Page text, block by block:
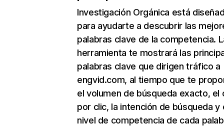
Investigación Orgánica está
para ayudarte a descubrir las
palabras clave de la competencia.
herramienta te mostrará las
palabras clave que dirigen tráfico a
engvid.com, al tiempo que te
el volumen de búsqueda exacto, el
por clic, la intención de búsqueda y
nivel de competencia de cada